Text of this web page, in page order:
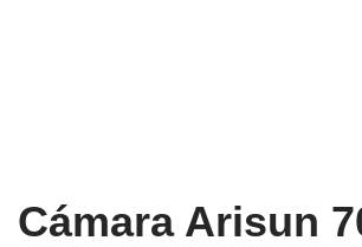
Cámara Arisun